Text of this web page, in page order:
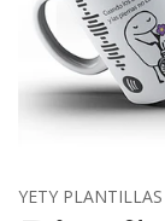
YETY PLANTILLAS